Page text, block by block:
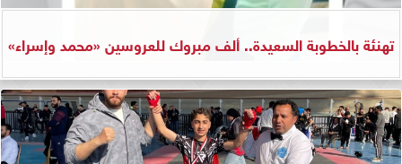
تهنئة بالخطوبة السعيدة.. ألف مبروك للعروسين «محمد وإسراء»